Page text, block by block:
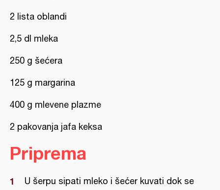
2 lista oblandi
2,5 dl mleka
250 g šećera
125 g margarina
400 g mlevene plazme
2 pakovanja jafa keksa
Priprema
U šerpu sipati mleko i šećer kuvati dok se